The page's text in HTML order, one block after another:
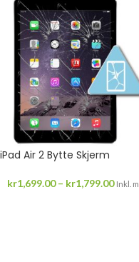
iPad Air 2 Bytte Skjerm
kr1,699.00 – kr1,799.00 Inkl.